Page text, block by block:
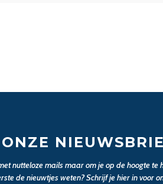
ONZE
nutteloze mails maar om je op de hoogte
de nieuwtjes weten? Schrijf je hier in voor